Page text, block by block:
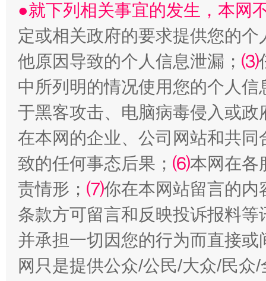
受贿1.44亿！段成刚被判无期 从幼
全民健身五年计划来了！等你上场
●就下列相关事宜的发生，本网
定或相关政府的要求提供您的个
他原因导致的个人信息泄漏； ⑶
中所列明的情况使用您的个人
于黑客攻击、电脑病毒侵入或
在本网的企业、公司网站和共
致的任何事态后果； ⑹本网在各
责情形； ⑺你在本网站留言的内
条款方可留言和反映投诉报料
并承担一切因您的行为而直接
网只是提供公众/公民/大众/民